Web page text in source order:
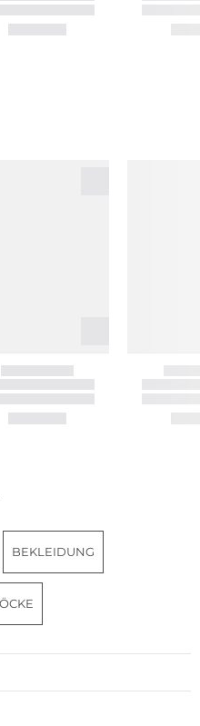
BEKLEIDUNG